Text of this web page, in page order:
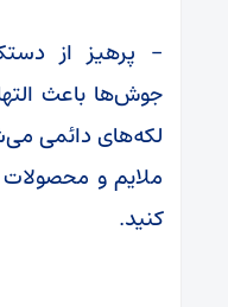
– پرهیز از
جوش‌ها باعث
لکه‌های دائمی
ملایم و
کنید.